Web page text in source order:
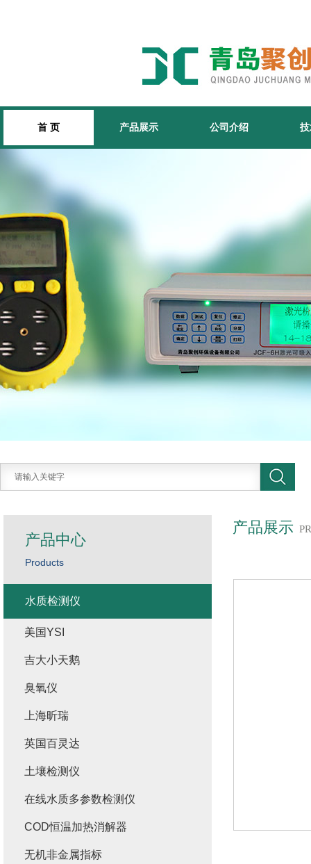
首 页 产品展示 公司介绍
产品展示
产品中心
Products
水质检测仪
美国YSI
吉大小天鹅
臭氧仪
上海昕瑞
英国百灵达
土壤检测仪
在线水质多参数检测仪
COD恒温加热消解器
无机非金属指标